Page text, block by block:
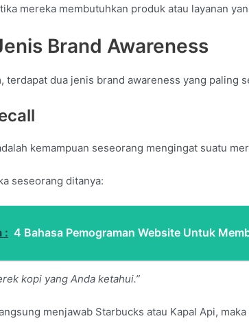
mereka membutuhkan produk atau layanan
Brand Awareness
terdapat dua jenis brand awareness yang paling
kemampuan seseorang mengingat suatu
seseorang ditanya:
: 4 Bahasa Pemograman Website Untuk
kopi yang Anda ketahui.”
menjawab Starbucks atau Kapal Api,